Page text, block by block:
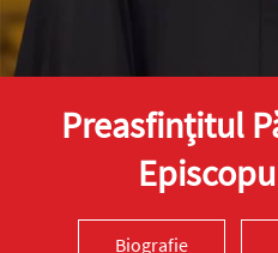
Preasfinţitul
Biografie